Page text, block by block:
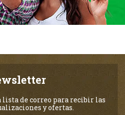
lista de correo para recibir las
y ofertas.